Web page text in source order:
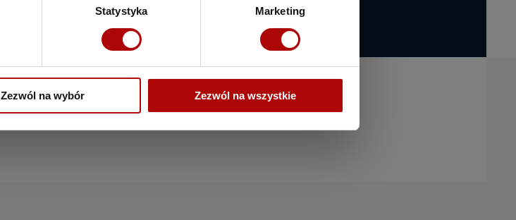
Statystyka Marketing
Zezwól na wybór Zezwól na wszystkie